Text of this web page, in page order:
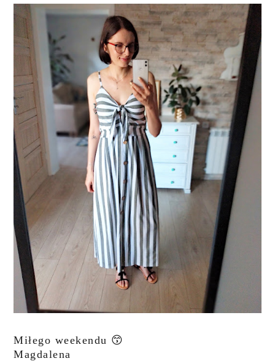
Miłego weekendu 😙
Magdalena